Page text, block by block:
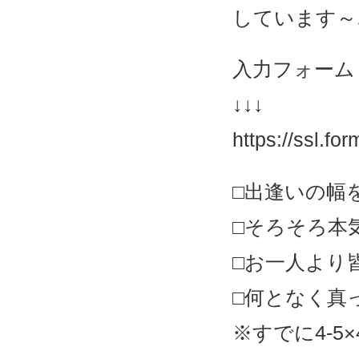
しています
入力フォー
↓↓↓
https://
□出逢いの幅
□そろそろ本
□お一人より
□何となく真
※すでに4-